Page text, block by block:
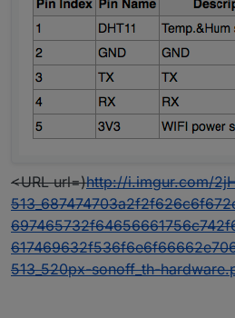
<URL url=)http://i.imgur.com/
513_520px-sonoff_th-